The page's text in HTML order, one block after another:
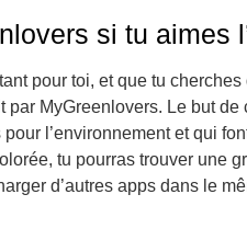
si tu aimes
pour toi, et que tu
par MyGreenlovers. Le but
l’environnement et qui
tu pourras trouver une
d’autres apps dans le